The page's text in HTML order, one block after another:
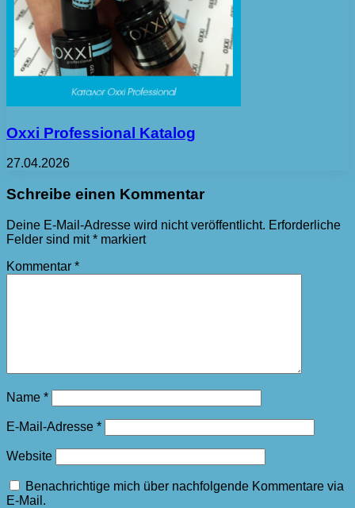
Oxxi Professional Katalog
27.04.2026
Schreibe einen Kommentar
Deine E-Mail-Adresse wird nicht veröffentlicht. Erforderliche
Felder sind mit* markiert
Kommentar *
Name *
E-Mail-Adresse *
Website
Benachrichtige mich über nachfolgende Kommentare via
E-Mail.